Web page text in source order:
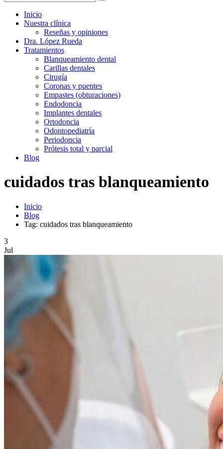
Inicio
Nuestra clínica
Reseñas y opiniones
Dra. López Rueda
Tratamientos
Blanqueamiento dental
Carillas dentales
Cirugía
Coronas y puentes
Empastes (obturaciones)
Endodoncia
Implantes dentales
Ortodoncia
Odontopediatría
Periodoncia
Prótesis total y parcial
Blog
cuidados tras blanqueamiento
Inicio
Blog
Tag: cuidados tras blanqueamiento
3
Jul